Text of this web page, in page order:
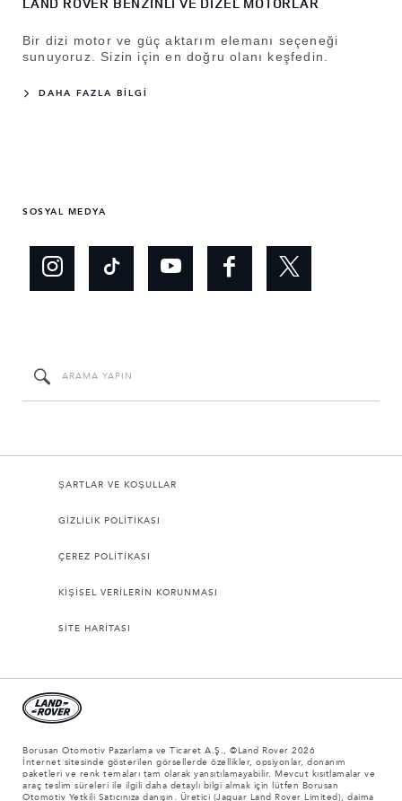
Bir dizi motor ve güç aktarım elemanı seçeneği
sunuyoruz. Sizin için en doğru olanı keşfedin.
DAHA FAZLA BİLGİ
SOSYAL MEDYA
ŞARTLAR VE KOŞULLAR
GİZLİLİK POLİTİKASI
ÇEREZ POLİTİKASI
KİŞİSEL VERİLERİN KORUNMASI
SİTE HARİTASI
Borusan Otomotiv Pazarlama ve Ticaret A.Ş., ©Land Rover 2026
İnternet sitesinde gösterilen görsellerde özellikler, opsiyonlar, donanım
paketleri ve renk temaları tam olarak yansıtılamayabilir. Mevcut kısıtlamalar ve
araç teslim süreleri ile ilgili daha detaylı bilgi almak için lütfen Borusan
Otomotiv Yetkili Satıcınıza danışın. Üretici (Jaguar Land Rover Limited), daima